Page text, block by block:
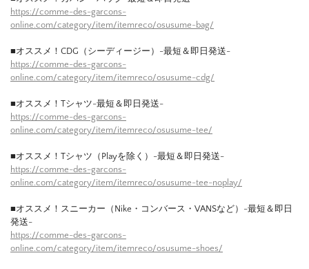
https://comme-des-garcons-
online.com/category/item/itemreco/osusume-bag/
■オススメ！CDG（シーディージー）-最短＆即日発送-
https://comme-des-garcons-
online.com/category/item/itemreco/osusume-cdg/
■オススメ！Tシャツ-最短＆即日発送-
https://comme-des-garcons-
online.com/category/item/itemreco/osusume-tee/
■オススメ！Tシャツ（Playを除く）-最短＆即日発送-
https://comme-des-garcons-
online.com/category/item/itemreco/osusume-tee-noplay/
■オススメ！スニーカー（Nike・コンバース・VANSなど）-最短＆即日
発送-
https://comme-des-garcons-
online.com/category/item/itemreco/osusume-shoes/